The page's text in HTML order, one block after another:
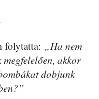
folytatta: „Ha nem
megfelelően, akkor
dobjunk